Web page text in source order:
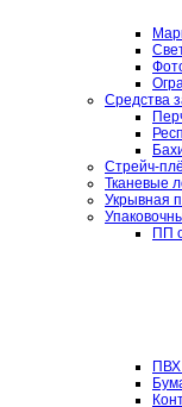
Средства
Стрейч-
Тканевые
Укрывная
ПП
ПВХ